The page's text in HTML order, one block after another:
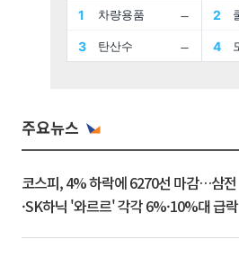
주요뉴스
코스피, 4% 하락에 6270선 마감…삼전
·SK하닉 '와르르' 각각 6%·10%대 급락